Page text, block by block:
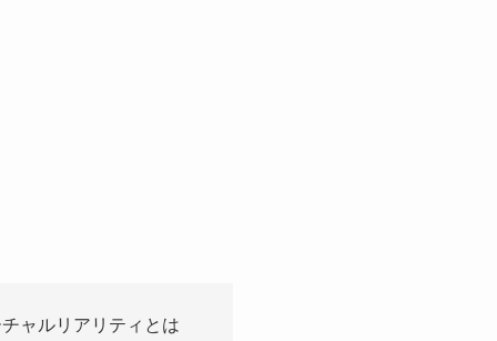
ャルリアリティとは